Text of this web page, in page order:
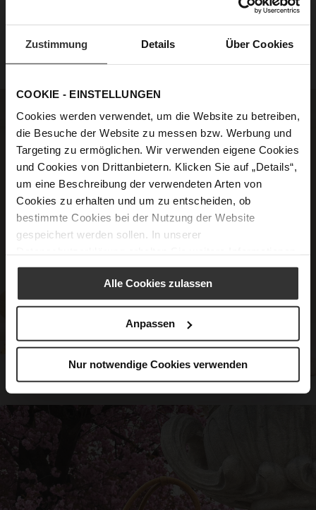
Zustimmung Details Über Cookies
COOKIE - EINSTELLUNGEN
Cookies werden verwendet, um die Website zu betreiben,
die Besuche der Website zu messen bzw. Werbung und
Targeting zu ermöglichen. Wir verwenden eigene Cookies
und Cookies von Drittanbietern. Klicken Sie auf „Details“,
um eine Beschreibung der verwendeten Arten von
Cookies zu erhalten und um zu entscheiden, ob
bestimmte Cookies bei der Nutzung der Website
gespeichert werden sollen. In unserer
Alle Cookies zulassen
Anpassen
Nur notwendige Cookies verwenden
DANA DANA
€79.90